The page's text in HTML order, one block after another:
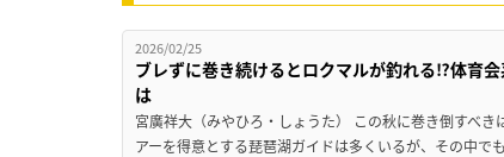
2026/02/25
ブレずに巻き続けるとロクマルが釣れる⁉体育
は
宮廣祥大（みやひろ・しょうた） この秋に巻き倒すべ
アーを得意とする琵琶湖ガイドは多くいるが、その中